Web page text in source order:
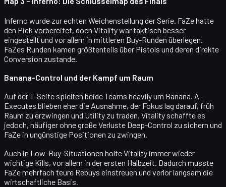
Inferno wurde zur echten Weichenstellung der Serie. FaZe hatte
den Pick vorbereitet, doch Vitality war taktisch besser
eingestellt und vor allem in mittleren Buy-Runden überlegen.
FaZes Runden kamen größtenteils über Pistols und deren direkte
Conversion zustande.
Banana-Control und der Kampf um Raum
Auf der T-Seite spielten beide Teams heavily um Banana. A-
Executes blieben eher die Ausnahme, der Fokus lag darauf, früh
Raum zu erzwingen und Utility zu traden. Vitality schaffte es
jedoch, häufiger ohne große Verluste Deep-Control zu sichern und
FaZe in ungünstige Positionen zu zwingen.
Auch in Low-Buy-Situationen holte Vitality immer wieder
wichtige Kills, vor allem in der ersten Halbzeit. Dadurch musste
FaZe mehrfach teure Rebuys einstreuen und verlor langsam die
wirtschaftliche Basis.